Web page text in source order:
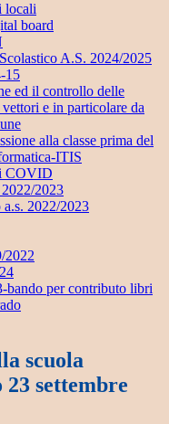
locali
board
A.S. 2024/2025
15
ed il controllo delle
e in particolare da
alla classe prima del
ITIS
COVID
2023
2022/2023
2022
bando per contributo libri
scuola
settembre